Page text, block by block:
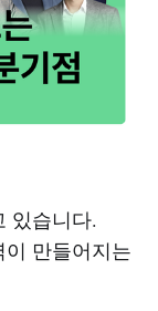
있습니다.
만들어지는